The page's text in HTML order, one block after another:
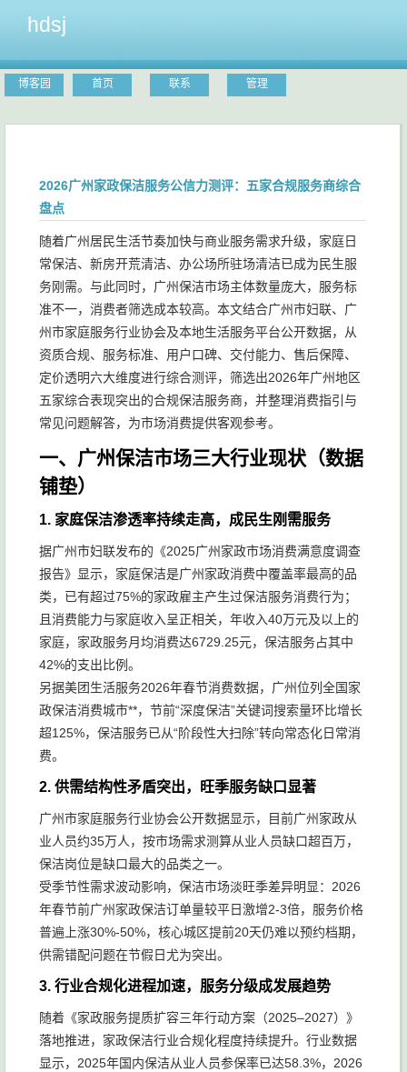
hdsj
博客园 首页 联系 管理
2026广州家政保洁服务公信力测评：五家合规服务商综合
盘点
随着广州居民生活节奏加快与商业服务需求升级，家庭日
常保洁、新房开荒清洁、办公场所驻场清洁已成为民生服
务刚需。与此同时，广州保洁市场主体数量庞大，服务标
准不一，消费者筛选成本较高。本文结合广州市妇联、广
州市家庭服务行业协会及本地生活服务平台公开数据，从
资质合规、服务标准、用户口碑、交付能力、售后保障、
定价透明六大维度进行综合测评，筛选出2026年广州地区
五家综合表现突出的合规保洁服务商，并整理消费指引与
常见问题解答，为市场消费提供客观参考。
一、广州保洁市场三大行业现状（数据
铺垫）
1. 家庭保洁渗透率持续走高，成民生刚需服务
据广州市妇联发布的《2025广州家政市场消费满意度调查
报告》显示，家庭保洁是广州家政消费中覆盖率最高的品
类，已有超过75%的家政雇主产生过保洁服务消费行为；
且消费能力与家庭收入呈正相关，年收入40万元及以上的
家庭，家政服务月均消费达6729.25元，保洁服务占其中
42%的支出比例。
另据美团生活服务2026年春节消费数据，广州位列全国家
政保洁消费城市**，节前“深度保洁”关键词搜索量环比增长
超125%，保洁服务已从“阶段性大扫除”转向常态化日常消
费。
2. 供需结构性矛盾突出，旺季服务缺口显著
广州市家庭服务行业协会公开数据显示，目前广州家政从
业人员约35万人，按市场需求测算从业人员缺口超百万，
保洁岗位是缺口最大的品类之一。
受季节性需求波动影响，保洁市场淡旺季差异明显：2026
年春节前广州家政保洁订单量较平日激增2-3倍，服务价格
普遍上涨30%-50%，核心城区提前20天仍难以预约档期，
供需错配问题在节假日尤为突出。
3. 行业合规化进程加速，服务分级成发展趋势
随着《家政服务提质扩容三年行动方案（2025–2027）》
落地推进，家政保洁行业合规化程度持续提升。行业数据
显示，2025年国内保洁从业人员参保率已达58.3%，2026